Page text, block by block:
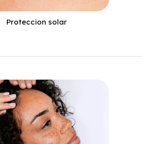
Proteccion solar